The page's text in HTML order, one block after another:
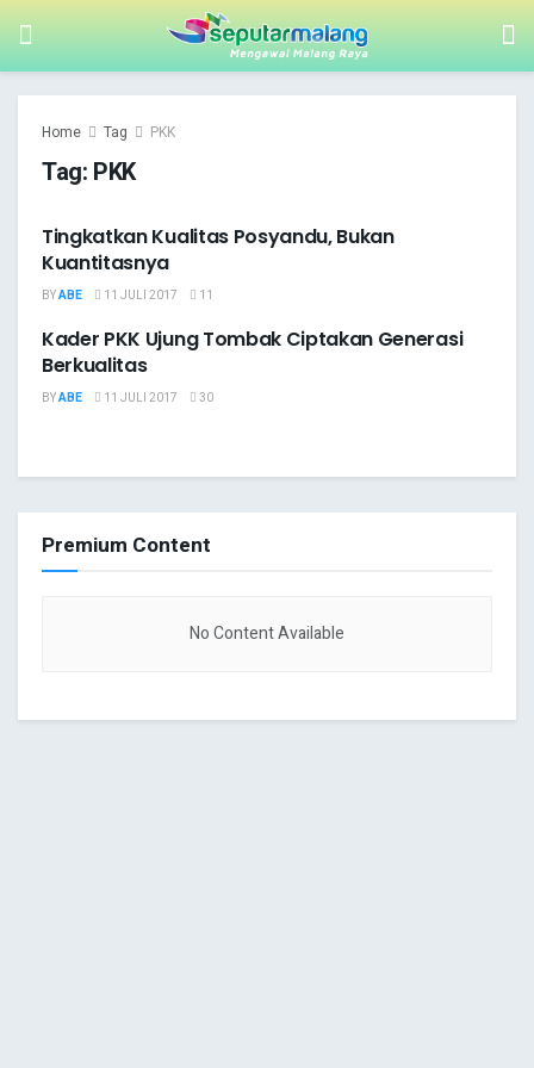
Home Tag PKK
Tag: PKK
PELAYANAN PUBLIK
Tingkatkan Kualitas Posyandu, Bukan
Kuantitasnya
BYABE 11 JULI 2017 11
PELAYANAN PUBLIK
Kader PKK Ujung Tombak Ciptakan Generasi
Berkualitas
BYABE 11 JULI 2017 30
Premium Content
No Content Available